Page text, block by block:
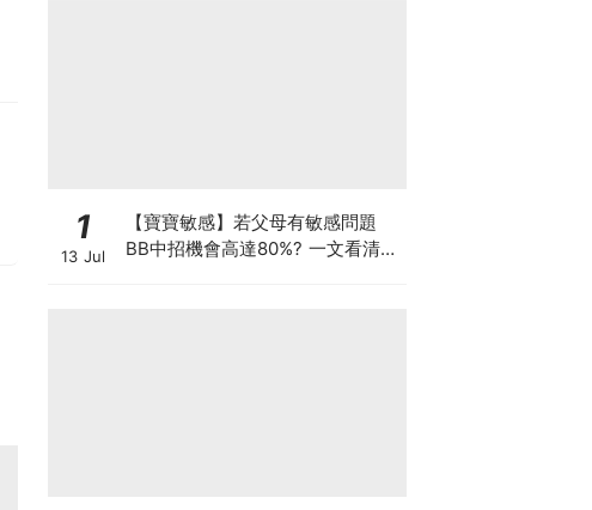
1
13 Jul
【寶寶敏感】若父母有敏感問題
BB中招機會高達80%? 一文看清預